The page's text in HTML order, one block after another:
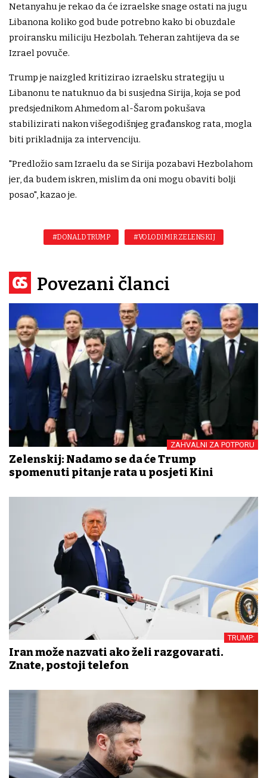
Netanyahu je rekao da će izraelske snage ostati na jugu
Libanona koliko god bude potrebno kako bi obuzdale
proiransku miliciju Hezbolah. Teheran zahtijeva da se
Izrael povuče.
Trump je naizgled kritizirao izraelsku strategiju u
Libanonu te natuknuo da bi susjedna Sirija, koja se pod
predsjednikom Ahmedom al-Šarom pokušava
stabilizirati nakon višegodišnjeg građanskog rata, mogla
biti prikladnija za intervenciju.
"Predložio sam Izraelu da se Sirija pozabavi Hezbolahom
jer, da budem iskren, mislim da oni mogu obaviti bolji
posao", kazao je.
#DONALD TRUMP #VOLODIMIR ZELENSKIJ
Povezani članci
ZAHVALNI ZA POTPORU
Zelenskij: Nadamo se da će Trump
spomenuti pitanje rata u posjeti Kini
TRUMP:
Iran može nazvati ako želi razgovarati.
Znate, postoji telefon